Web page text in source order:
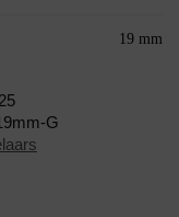
19 mm
G